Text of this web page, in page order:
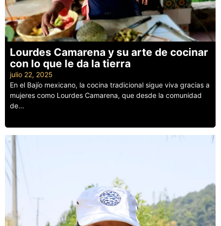
Lourdes Camarena y su arte de cocinar
con lo que le da la tierra
julio 22, 2025
En el Bajío mexicano, la cocina tradicional sigue viva gracias a
mujeres como Lourdes Camarena, que desde la comunidad
de...